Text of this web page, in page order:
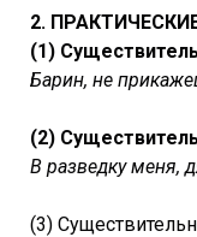
2.
(1)
Барин, не
(2)
В разведку меня,
(3)